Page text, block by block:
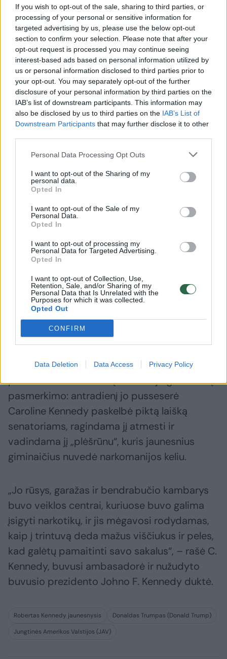
If you wish to opt-out of the sale, sharing to third parties, or
processing of your personal or sensitive information for
targeted advertising by us, please use the below opt-out
section to confirm your selection. Please note that after your
opt-out request is processed you may continue seeing
interest-based ads based on personal information utilized by
us or personal information disclosed to third parties prior to
your opt-out. You may separately opt-out of the further
disclosure of your personal information by third parties on the
IAB’s list of downstream participants. This information may
also be disclosed by us to third parties on the IAB’s List of
Downstream Participants that may further disclose it to other
Personal Data Processing Opt Outs
I want to opt-out of the Sharing of my
personal data.
Opted In
I want to opt-out of the Sale of my
Personal Data.
Opted In
I want to opt-out of processing my
Personal Data for Targeted Advertising.
Opted In
I want to opt-out of Collection, Use,
Retention, Sale, and/or Sharing of my
Personal Data that Is Unrelated with the
Purposes for which it was collected.
Opted Out
CONFIRM
Data Deletion Data Access Privacy Policy
Smegenų kirminas, negyvas banginis
2024 m. prezidento rinkimuose R. F. Kennedy
jaunesnysis iš pradžių išsikėlė kaip
nepriklausomas kandidatas, o per jo
kampaniją galima buvo išgirsti virtinę
sensacingų atviravimų.
Vėl pasirodė jo teiginys, esą jis pasveiko nuo
parazitinio smegenų kirmino, išsakytas senais
laikais per skyrybų parodymus, taip pat jo
dukters papasakota istorija, kad jis kartą
grandininiu pjūklu nupjovė galvą negyvam
prisipažino, kad prieš dešimtmetį
Centriniame parke padėjo negyvą šešių
mėnesių meškiuką, iš pradžių planavęs jį
nudirti mėsai.
Jo sprendimas paremti D. Trumpą po
pasitraukimo iš rinkimų sulaukė jo giminaičių
pasmerkimo: antradienį jo pusseserė
Caroline Kennedy paskelbė piktą laišką
senatoriams, ragindama jį atmesti ir
vadindama jį „plėšrūnu“, kuris jaunesnius
giminaičius nuvedė narkomanijos keliu.
„Jo rūsys, garažas ir bendrabučio kambarys
buvo veiklos centrai, kuriuose buvo galima
įsigyti narkotikų, ir jis mėgavosi rodydamas,
kaip į trintuvą deda mažus viščiukus ir peles,
kad galėtų pamaitinti savo sakalus“, – rašė C.
Kennedy, buvusi ambasadorė ir nužudyto
buvusio prezidento Johno F. Kennedy duktė.
Robertas Kennedy jaunesnysis
Donaldas Trumpas (Donald Trump)
Jungtinės Amerikos Valstijos (JAV)